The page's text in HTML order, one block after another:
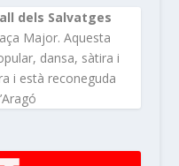
dels Salvatges
Major. Aquesta
dansa, sàtira i
i està reconeguda